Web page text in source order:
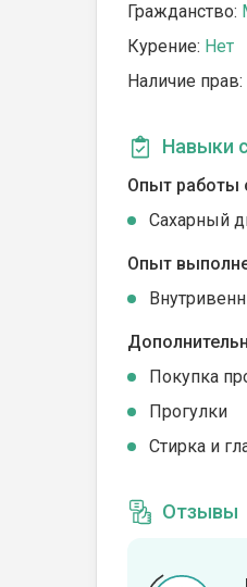
Гражданство:
Курение: Нет
Наличие прав:
Навыки
Опыт работы
Сахарный
Опыт
Покупка
Прогулки
Стирка и
Отзывы